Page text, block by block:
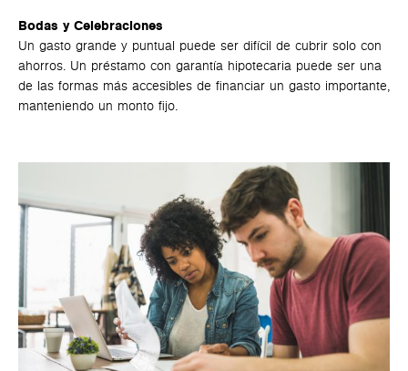
Bodas y Celebraciones
Un gasto grande y puntual puede ser difícil de cubrir solo con
ahorros. Un préstamo con garantía hipotecaria puede ser una
de las formas más accesibles de financiar un gasto importante,
manteniendo un monto fijo.